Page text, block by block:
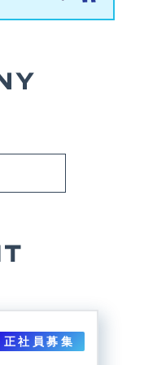
正社員募集